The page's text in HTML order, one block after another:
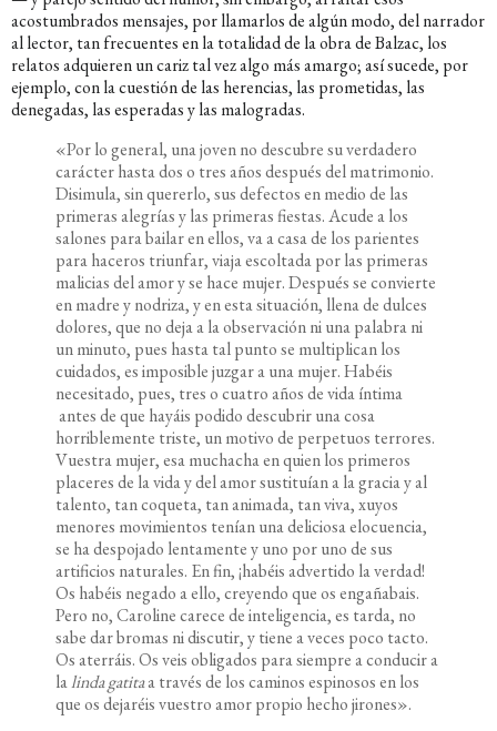
acostumbrados mensajes, por llamarlos de algún modo, del narrador
al lector, tan frecuentes en la totalidad de la obra de Balzac, los
relatos adquieren un cariz tal vez algo más amargo; así sucede, por
ejemplo, con la cuestión de las herencias, las prometidas, las
denegadas, las esperadas y las malogradas.
«Por lo general, una joven no descubre su verdadero
carácter hasta dos o tres años después del matrimonio.
Disimula, sin quererlo, sus defectos en medio de las
primeras alegrías y las primeras fiestas. Acude a los
salones para bailar en ellos, va a casa de los parientes
para haceros triunfar, viaja escoltada por las primeras
malicias del amor y se hace mujer. Después se convierte
en madre y nodriza, y en esta situación, llena de dulces
dolores, que no deja a la observación ni una palabra ni
un minuto, pues hasta tal punto se multiplican los
cuidados, es imposible juzgar a una mujer. Habéis
necesitado, pues, tres o cuatro años de vida íntima
antes de que hayáis podido descubrir una cosa
horriblemente triste, un motivo de perpetuos terrores.
Vuestra mujer, esa muchacha en quien los primeros
placeres de la vida y del amor sustituían a la gracia y al
talento, tan coqueta, tan animada, tan viva, xuyos
menores movimientos tenían una deliciosa elocuencia,
se ha despojado lentamente y uno por uno de sus
artificios naturales. En fin, ¡habéis advertido la verdad!
Os habéis negado a ello, creyendo que os engañabais.
Pero no, Caroline carece de inteligencia, es tarda, no
sabe dar bromas ni discutir, y tiene a veces poco tacto.
Os aterráis. Os veis obligados para siempre a conducir a
lalinda gatitaa través de los caminos espinosos en los
que os dejaréis vuestro amor propio hecho jirones».